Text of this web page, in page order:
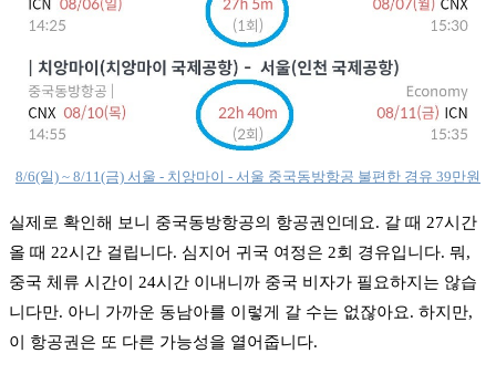
8/6(일) ~ 8/11(금) 서울 - 치앙마이 - 서울 중국동방항공 불편한 경유 39만원
실제로 확인해 보니 중국동방항공의 항공권인데요. 갈 때 27시간
올 때 22시간 걸립니다. 심지어 귀국 여정은 2회 경유입니다. 뭐,
중국 체류 시간이 24시간 이내니까 중국 비자가 필요하지는 않습
니다만. 아니 가까운 동남아를 이렇게 갈 수는 없잖아요. 하지만,
이 항공권은 또 다른 가능성을 열어줍니다.